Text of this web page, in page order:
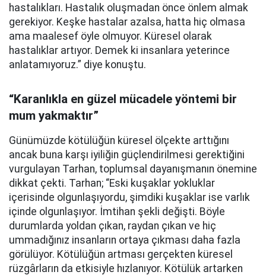
hastalıkları. Hastalık oluşmadan önce önlem almak
gerekiyor. Keşke hastalar azalsa, hatta hiç olmasa
ama maalesef öyle olmuyor. Küresel olarak
hastalıklar artıyor. Demek ki insanlara yeterince
anlatamıyoruz.” diye konuştu.
“Karanlıkla en güzel mücadele yöntemi bir
mum yakmaktır”
Günümüzde kötülüğün küresel ölçekte arttığını
ancak buna karşı iyiliğin güçlendirilmesi gerektiğini
vurgulayan Tarhan, toplumsal dayanışmanın önemine
dikkat çekti. Tarhan; “Eski kuşaklar yokluklar
içerisinde olgunlaşıyordu, şimdiki kuşaklar ise varlık
içinde olgunlaşıyor. İmtihan şekli değişti. Böyle
durumlarda yoldan çıkan, raydan çıkan ve hiç
ummadığınız insanların ortaya çıkması daha fazla
görülüyor. Kötülüğün artması gerçekten küresel
rüzgârların da etkisiyle hızlanıyor. Kötülük artarken